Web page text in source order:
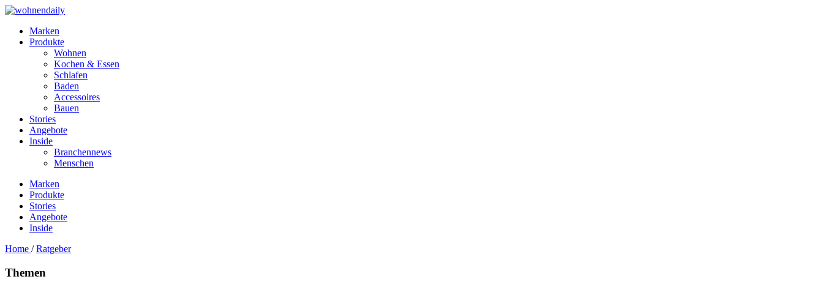
Marken
Produkte
Wohnen
Kochen & Essen
Schlafen
Baden
Accessoires
Bauen
Stories
Angebote
Inside
Branchennews
Menschen
Marken
Produkte
Stories
Angebote
Inside
Home /Ratgeber
Themen